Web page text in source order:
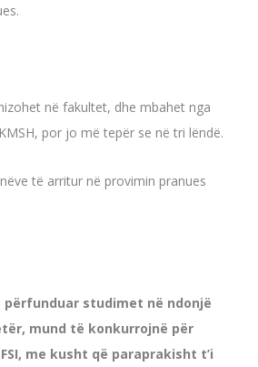
në fakultet, dhe mbahet nga
por jo më tepër se në tri lëndë.
të arritur në provimin pranues
përfunduar studimet në ndonjë
mund të konkurrojnë për
me kusht që paraprakisht t’i